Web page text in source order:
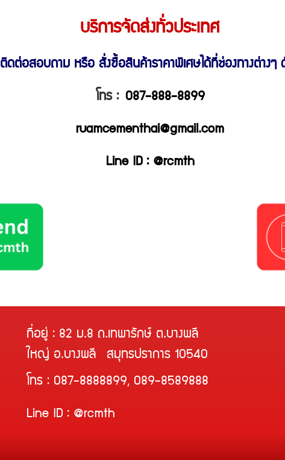
บริการจัดส่งทั่วประเทศ
ติดต่อสอบถาม หรือ สั่งซื้อสินค้าราคาพิเศษ ได้ที่ช่องทางต่างๆ
โทร : 087-888-8899
ruamcementhai@gmail.com
Line ID : @rcmth
ที่อยู่ : 82 ม.8 ถ.เทพารักษ์ ต.บางพลี
ใหญ่ อ.บางพลี สมุทรปราการ 10540
โทร : 087-8888899, 089-8589888
Line ID : @rcmth